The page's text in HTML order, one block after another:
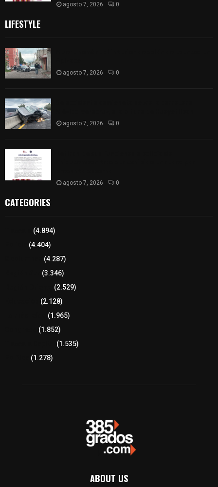
agosto 7, 2026 0
LIFESTYLE
agosto 7, 2026 0
agosto 7, 2026 0
agosto 7, 2026 0
CATEGORIES
(4.894)
(4.404)
(4.287)
(3.346)
(2.529)
(2.128)
(1.965)
(1.852)
(1.535)
(1.278)
ABOUT US